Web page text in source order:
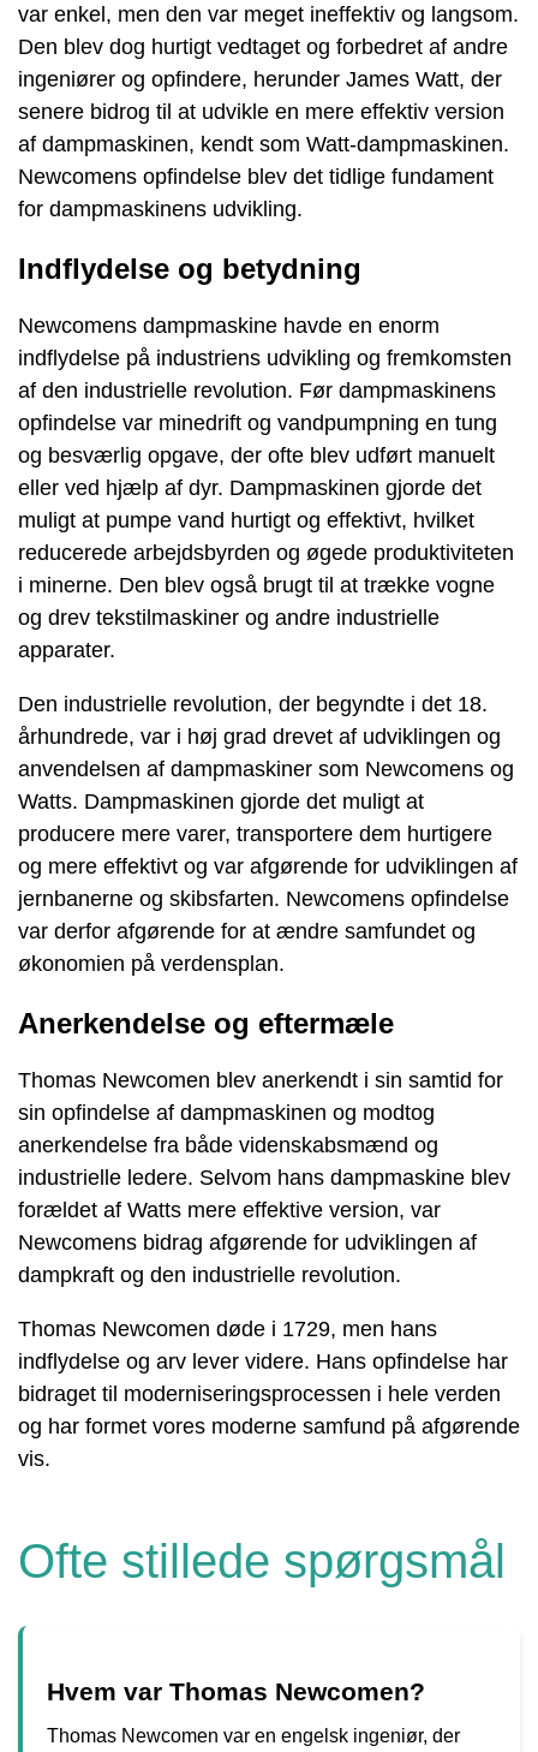
var enkel, men den var meget ineffektiv og langsom.
Den blev dog hurtigt vedtaget og forbedret af andre
ingeniører og opfindere, herunder James Watt, der
senere bidrog til at udvikle en mere effektiv version
af dampmaskinen, kendt som Watt-dampmaskinen.
Newcomens opfindelse blev det tidlige fundament
for dampmaskinens udvikling.
Indflydelse og betydning
Newcomens dampmaskine havde en enorm
indflydelse på industriens udvikling og fremkomsten
af den industrielle revolution. Før dampmaskinens
opfindelse var minedrift og vandpumpning en tung
og besværlig opgave, der ofte blev udført manuelt
eller ved hjælp af dyr. Dampmaskinen gjorde det
muligt at pumpe vand hurtigt og effektivt, hvilket
reducerede arbejdsbyrden og øgede produktiviteten
i minerne. Den blev også brugt til at trække vogne
og drev tekstilmaskiner og andre industrielle
apparater.
Den industrielle revolution, der begyndte i det 18.
århundrede, var i høj grad drevet af udviklingen og
anvendelsen af dampmaskiner som Newcomens og
Watts. Dampmaskinen gjorde det muligt at
producere mere varer, transportere dem hurtigere
og mere effektivt og var afgørende for udviklingen af
jernbanerne og skibsfarten. Newcomens opfindelse
var derfor afgørende for at ændre samfundet og
økonomien på verdensplan.
Anerkendelse og eftermæle
Thomas Newcomen blev anerkendt i sin samtid for
sin opfindelse af dampmaskinen og modtog
anerkendelse fra både videnskabsmænd og
industrielle ledere. Selvom hans dampmaskine blev
forældet af Watts mere effektive version, var
Newcomens bidrag afgørende for udviklingen af ​​
dampkraft og den industrielle revolution.
Thomas Newcomen døde i 1729, men hans
indflydelse og arv lever videre. Hans opfindelse har
bidraget til moderniseringsprocessen i hele verden
og har formet vores moderne samfund på afgørende
vis.
Ofte stillede spørgsmål
Hvem var Thomas Newcomen?
Thomas Newcomen var en engelsk ingeniør, der